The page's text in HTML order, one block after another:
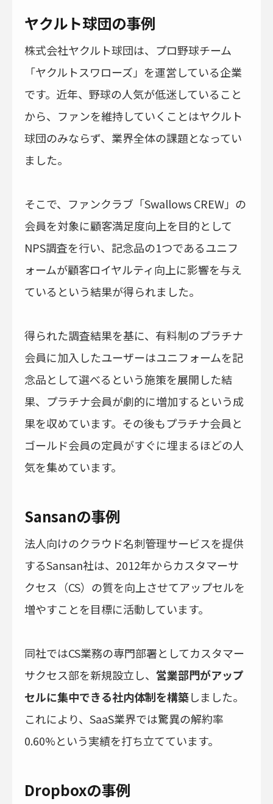
ヤクルト球団の事例
株式会社ヤクルト球団は、プロ野球チーム
「ヤクルトスワローズ」を運営している企業
です。近年、野球の人気が低迷していること
から、ファンを維持していくことはヤクルト
球団のみならず、業界全体の課題となってい
ました。
そこで、ファンクラブ「Swallows CREW」の
会員を対象に顧客満足度向上を目的として
NPS調査を行い、記念品の1つであるユニフ
ォームが顧客ロイヤルティ向上に影響を与え
ているという結果が得られました。
得られた調査結果を基に、有料制のプラチナ
会員に加入したユーザーはユニフォームを記
念品として選べるという施策を展開した結
果、プラチナ会員が劇的に増加するという成
果を収めています。その後もプラチナ会員と
ゴールド会員の定員がすぐに埋まるほどの人
気を集めています。
Sansanの事例
法人向けのクラウド名刺管理サービスを提供
するSansan社は、2012年からカスタマーサ
クセス（CS）の質を向上させてアップセルを
増やすことを目標に活動しています。
同社ではCS業務の専門部署としてカスタマー
サクセス部を新規設立し、 営業部門がアップ
セルに集中できる社内体制を構築しました。
これにより、SaaS業界では驚異の解約率
0.60%という実績を打ち立てています。
Dropboxの事例